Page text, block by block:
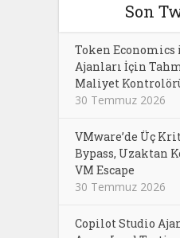
Son
Token Economics
Ajanları İçin
Maliyet
30 Temmuz 2026
VMware’de Üç
Bypass, Uzaktan
VM Escape
30 Temmuz 2026
Copilot Studio